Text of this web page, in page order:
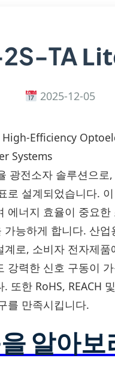
TA
2025-12-05
High-Efficiency
Systems
광전소자 솔루션으
로 설계되었습니다.
에너지 효율이 중요
능하게 합니다. 산
로, 소비자 전자제
강력한 신호 구동이
또한 RoHS, REACH
를 만족시킵니다.
알아